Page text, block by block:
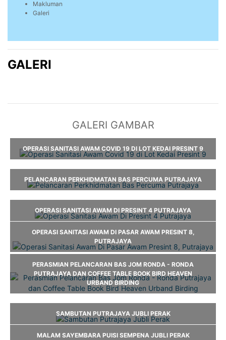
Makluman
Galeri
GALERI
GALERI GAMBAR
OPERASI SANITASI AWAM COVID 19 DI LOT KEDAI PRESINT 9
PELANCARAN PERKHIDMATAN BAS PERCUMA PUTRAJAYA
OPERASI SANITASI AWAM DI PRESINT 4 PUTRAJAYA
OPERASI SANITASI AWAM DI PASAR AWAM PRESINT 8,
PUTRAJAYA
PERASMIAN PELANCARAN BAS JOM RONDA - RONDA
PUTRAJAYA DAN COFFEE TABLE BOOK BIRD HEAVEN
URBAND BIRDING
SAMBUTAN PUTRAJAYA JUBLI PERAK
MALAM SAYEMBARA PUISI SEMPENA JUBLI PERAK